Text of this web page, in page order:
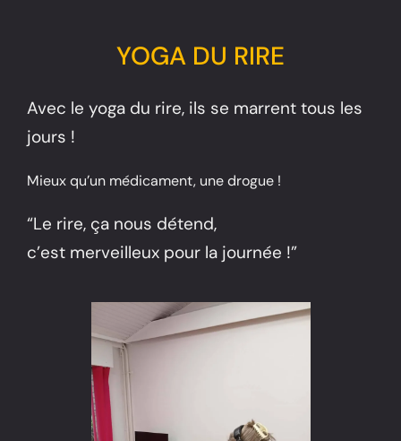
YOGA DU RIRE
Avec le yoga du rire, ils se marrent tous les
jours !
Mieux qu’un médicament, une drogue !
“Le rire, ça nous détend,
c’est merveilleux pour la journée !”